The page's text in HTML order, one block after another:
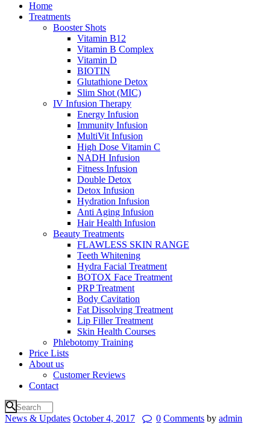
Home
Treatments
Booster Shots
Vitamin B12
Vitamin B Complex
Vitamin D
BIOTIN
Glutathione Detox
Slim Shot (MIC)
IV Infusion Therapy
Energy Infusion
Immunity Infusion
MultiVit Infusion
High Dose Vitamin C
NADH Infusion
Fitness Infusion
Double Detox
Detox Infusion
Hydration Infusion
Anti Aging Infusion
Hair Health Infusion
Beauty Treatments
FLAWLESS SKIN RANGE
Teeth Whitening
Hydra Facial Treatment
BOTOX Face Treatment
PRP Treatment
Body Cavitation
Fat Dissolving Treatment
Lip Filler Treatment
Skin Health Courses
Phlebotomy Training
Price Lists
About us
Customer Reviews
Contact
News & Updates October 4, 2017 0 Comments by admin